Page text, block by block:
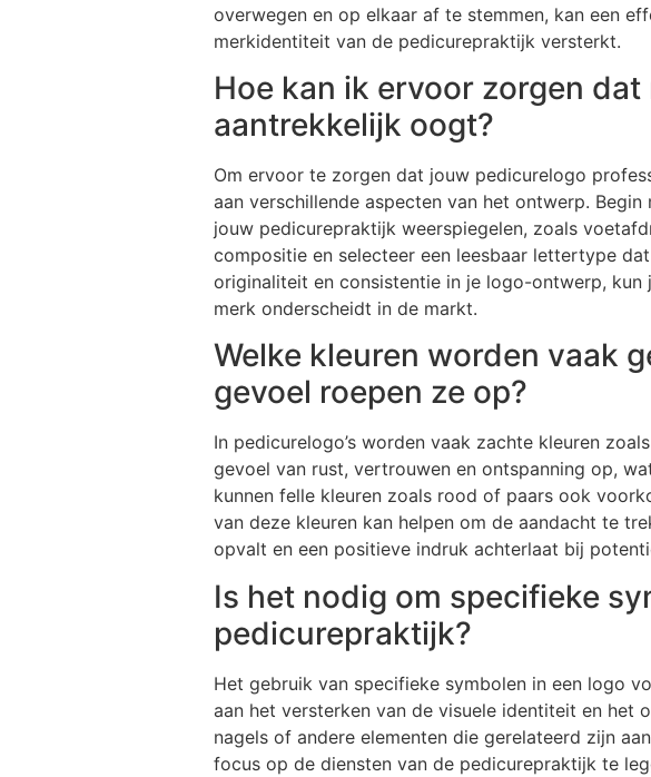
overwegen en op elkaar af te stemmen, kan een
merkidentiteit van de pedicurepraktijk versterkt.
Hoe kan ik ervoor zorgen
aantrekkelijk oogt?
Om ervoor te zorgen dat jouw pedicurelogo
aan verschillende aspecten van het ontwerp.
jouw pedicurepraktijk weerspiegelen, zoals
compositie en selecteer een leesbaar lettertype
originaliteit en consistentie in je logo-ontwerp,
merk onderscheidt in de markt.
Welke kleuren worden vaak
gevoel roepen ze op?
In pedicurelogo’s worden vaak zachte kleuren
gevoel van rust, vertrouwen en ontspanning op,
kunnen felle kleuren zoals rood of paars ook
van deze kleuren kan helpen om de aandacht te
opvalt en een positieve indruk achterlaat bij
Is het nodig om specifieke
pedicurepraktijk?
Het gebruik van specifieke symbolen in een logo
aan het versterken van de visuele identiteit en het
nagels of andere elementen die gerelateerd zijn
focus op de diensten van de pedicurepraktijk te